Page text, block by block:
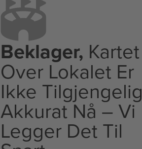
Beklager, Kartet
Over Lokalet Er
Ikke Tilgjengelig
Akkurat Nå – Vi
Legger Det Til